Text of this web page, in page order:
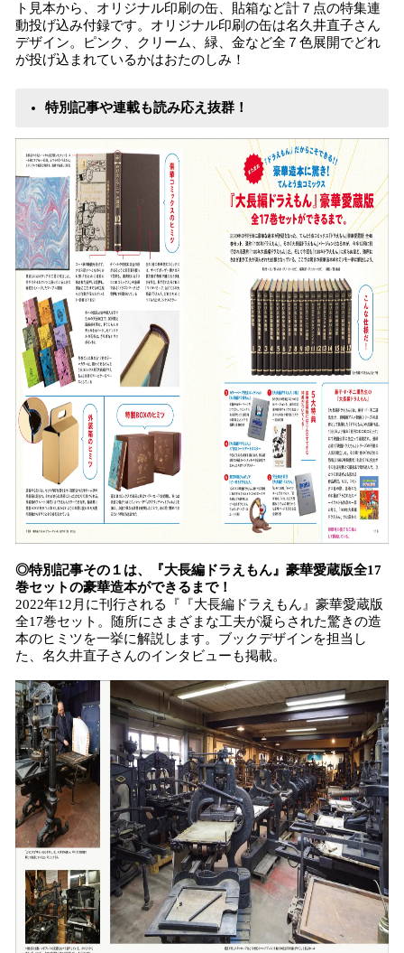
ト見本から、オリジナル印刷の缶、貼箱など計７点の特集連
動投げ込み付録です。オリジナル印刷の缶は名久井直子さん
デザイン。ピンク、クリーム、緑、金など全７色展開でどれ
が投げ込まれているかはおたのしみ！
特別記事や連載も読み応え抜群！
◎特別記事その１は、『大長編ドラえもん』豪華愛蔵版全17
巻セットの豪華造本ができるまで！
2022年12月に刊行される『『大長編ドラえもん』豪華愛蔵版
全17巻セット。随所にさまざまな工夫が凝らされた驚きの造
本のヒミツを一挙に解説します。ブックデザインを担当し
た、名久井直子さんのインタビューも掲載。